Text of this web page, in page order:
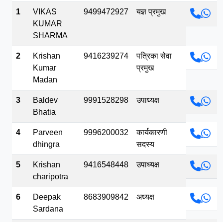
1
VIKAS
KUMAR
SHARMA
9499472927 यज्ञ प्रमुख
2
Krishan
Kumar
Madan
9416239274
पत्रिका सेवा
प्रमुख
3
Baldev
Bhatia
9991528298 उपाध्यक्ष
4
Parveen
dhingra
9996200032
कार्यकारणी
सदस्य
5
Krishan
charipotra
9416548448 उपाध्यक्ष
6
Deepak
Sardana
8683909842 अध्यक्ष